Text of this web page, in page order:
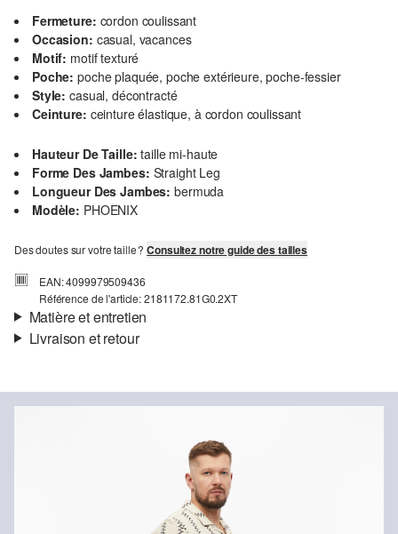
Fermeture: cordon coulissant
Occasion: casual, vacances
Motif: motif texturé
Poche: poche plaquée, poche extérieure, poche-fessier
Style: casual, décontracté
Ceinture: ceinture élastique, à cordon coulissant
Hauteur De Taille: taille mi-haute
Forme Des Jambes: Straight Leg
Longueur Des Jambes: bermuda
Modèle: PHOENIX
Des doutes sur votre taille ?Consultez notre guide des tailles
EAN: 4099979509436
Référence de l'article: 2181172.81G0.2XT
Matière et entretien
Matière: coton mélangé
Détergents au chlore interdits
Livraison et retour
Ta commande sera expédiée par SwissPost dans un délai de 4 à 5
Tu peux nous renvoyer tes articles gratuitement dans un délai de